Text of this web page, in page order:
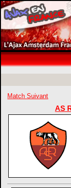
Match Suivant
AS